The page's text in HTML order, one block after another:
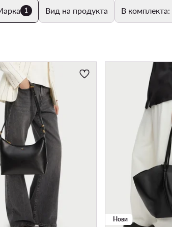
1 Вид на продукта В комплекта:
Нови